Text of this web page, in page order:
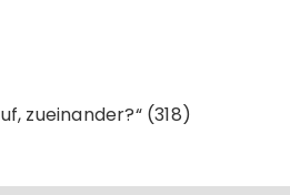
zueinander?“ (318)